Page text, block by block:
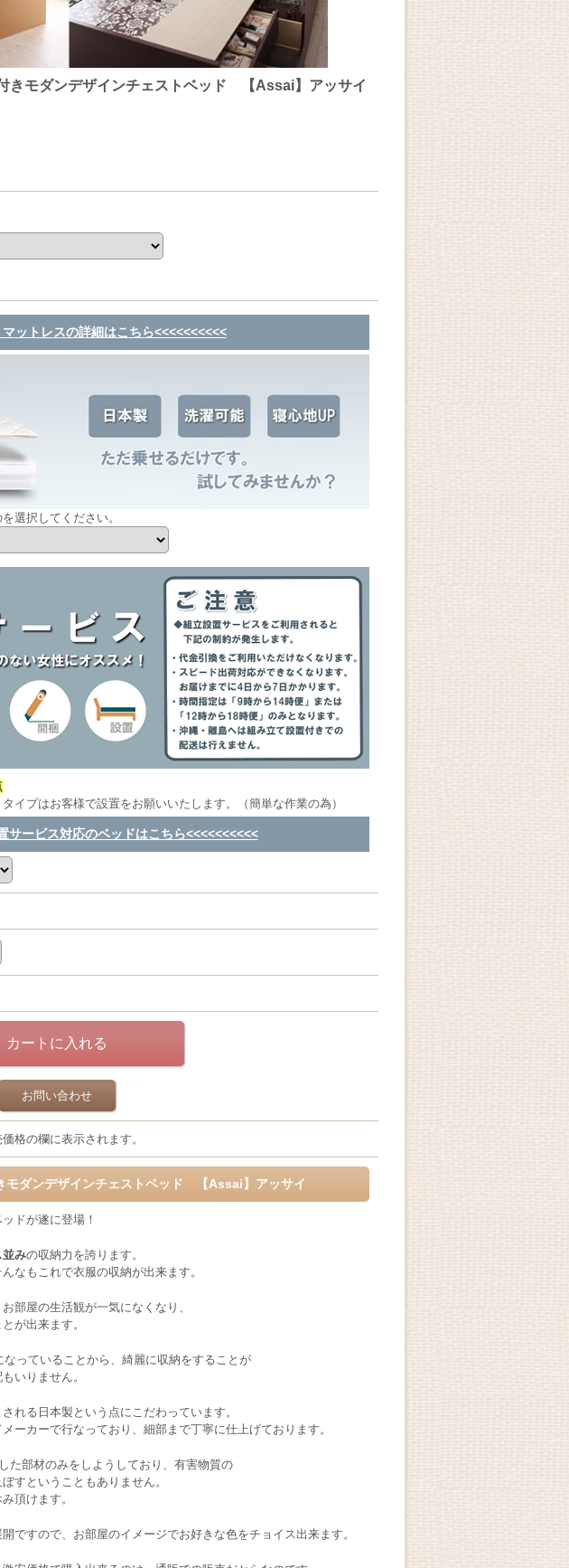
きモダンデザインチェストベッド 【Assai】アッサイ
ットレスの詳細はこちら<<<<<<<<<<
選択してください。
イプはお客様で設置をお願いいたします。（簡単な作業の為）
サービス対応のベッドはこちら<<<<<<<<<<
お問い合わせ
格の欄に表示されます。
モダンデザインチェストベッド 【Assai】アッサイ
ドが遂に登場！
並みの収納力を誇ります。
なもこれで衣服の収納が出来ます。
部屋の生活観が一気になくなり、
が出来ます。
っていることから、綺麗に収納をすることが
いりません。
れる日本製という点にこだわっています。
ーカーで行なっており、細部まで丁寧に仕上げております。
部材のみをしようしており、有害物質の
すということもありません。
頂けます。
ですので、お部屋のイメージでお好きな色をチョイス出来ます。